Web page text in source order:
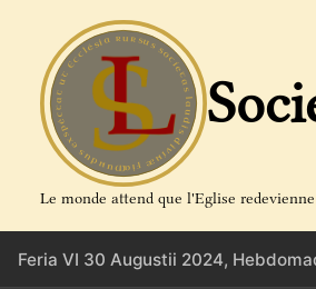
contenu
Le monde attend que l'Eglise
Feria VI 30 Augustii 2024,